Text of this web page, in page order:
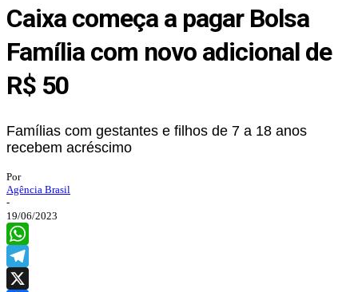
Caixa começa a pagar Bolsa
Família com novo adicional de
R$ 50
Famílias com gestantes e filhos de 7 a 18 anos
recebem acréscimo
Por
Agência Brasil
-
19/06/2023
WhatsApp
Telegram